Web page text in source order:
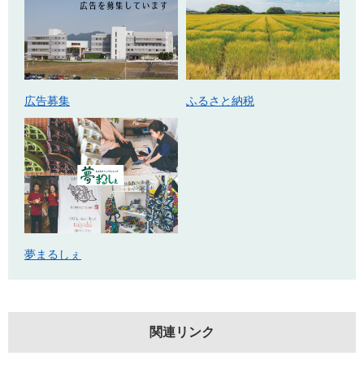
広告募集 ふるさと納税
夢まるしぇ
関連リンク